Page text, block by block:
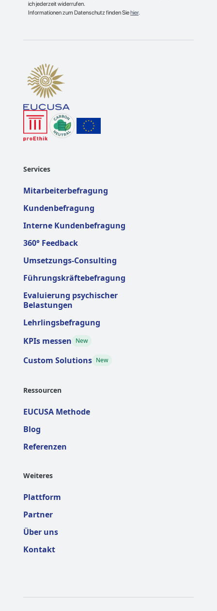
ich jederzeit widerrufen.
Informationen zum Datenschutz finden Siehier.
Services
Mitarbeiterbefragung
Kundenbefragung
Interne Kundenbefragung
360° Feedback
Umsetzungs-Consulting
Führungskräftebefragung
Evaluierung psychischer
Belastungen
Lehrlingsbefragung
KPIs messen New
Custom Solutions New
Ressourcen
EUCUSA Methode
Blog
Referenzen
Weiteres
Plattform
Partner
Über uns
Kontakt